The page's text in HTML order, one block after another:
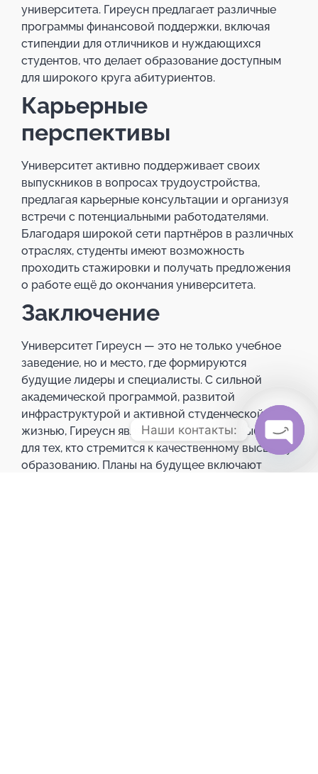
университета. Гиреусн предлагает различные
программы финансовой поддержки, включая
стипендии для отличников и нуждающихся
студентов, что делает образование доступным
для широкого круга абитуриентов.
Карьерные
перспективы
Университет активно поддерживает своих
выпускников в вопросах трудоустройства,
предлагая карьерные консультации и организуя
встречи с потенциальными работодателями.
Благодаря широкой сети партнёров в различных
отраслях, студенты имеют возможность
проходить стажировки и получать предложения
о работе ещё до окончания университета.
Заключение
Университет Гиреусн — это не только учебное
заведение, но и место, где формируются
будущие лидеры и специалисты. С сильной
академической программой, развитой
инфраструктурой и активной студенческой
жизнью, Гиреусн является прекрасным выбором
для тех, кто стремится к качественному высшему
образованию. Планы на будущее включают
Наши контакты: